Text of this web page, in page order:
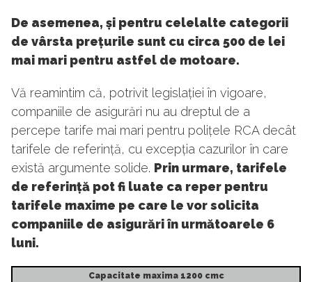
De asemenea, și pentru celelalte categorii
de vârsta prețurile sunt cu circa 500 de lei
mai mari pentru astfel de motoare.
Vă reamintim că, potrivit legislației în vigoare,
companiile de asigurări nu au dreptul de a
percepe tarife mai mari pentru polițele RCA decât
tarifele de referință, cu excepția cazurilor în care
există argumente solide. Prin urmare, tarifele
de referință pot fi luate ca reper pentru
tarifele maxime pe care le vor solicita
companiile de asigurări în următoarele 6
luni.
Capacitate maxima 1200 cmc